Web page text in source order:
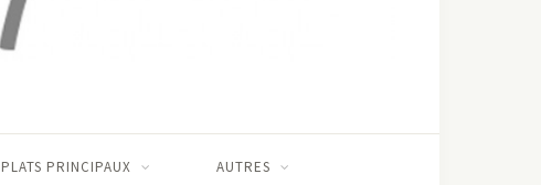
PLATS PRINCIPAUX AUTRES